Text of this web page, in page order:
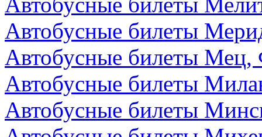
Автобусные билеты
Автобусные билеты Мец,
Автобусные билеты
Автобусные билеты